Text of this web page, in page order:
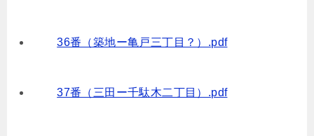
36番（築地ー亀戸三丁目？）.pdf
37番（三田ー千駄木二丁目）.pdf